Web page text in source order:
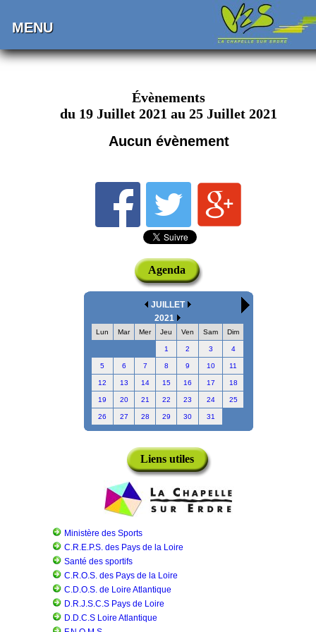
MENU
Évènements
du 19 Juillet 2021 au 25 Juillet 2021
Aucun évènement
Agenda
JUILLET
2021
Lun Mar Mer Jeu Ven Sam Dim
1 2 3 4
5 6 7 8 9 10 11
12 13 14 15 16 17 18
19 20 21 22 23 24 25
26 27 28 29 30 31
Liens utiles
Ministère des Sports
C.R.E.P.S. des Pays de la Loire
Santé des sportifs
C.R.O.S. des Pays de la Loire
C.D.O.S. de Loire Atlantique
D.R.J.S.C.S Pays de Loire
D.D.C.S Loire Atlantique